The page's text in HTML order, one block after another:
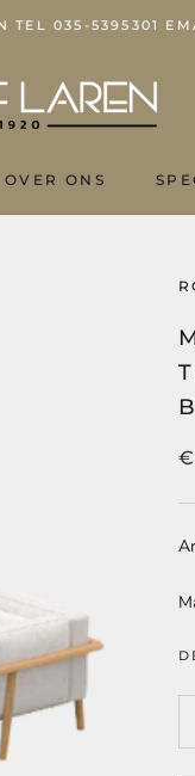
TEL 035-5395301
OVER ONS
B